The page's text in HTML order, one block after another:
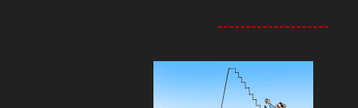
--------------------